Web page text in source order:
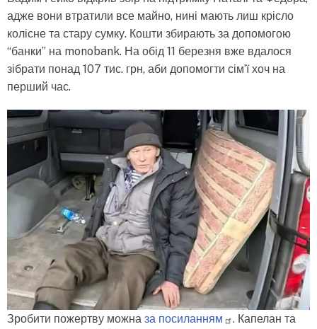
адже вони втратили все майно, нині мають лиш крісло
колісне та стару сумку. Кошти збирають за допомогою
“банки” на monobank. На обід 11 березня вже вдалося
зібрати понад 107 тис. грн, аби допомогти сім’ї хоч на
перший час.
Зробити пожертву можна за посиланням
. Капелан та